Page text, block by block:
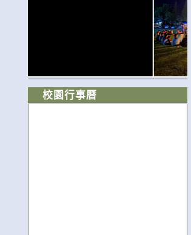
校園行事曆